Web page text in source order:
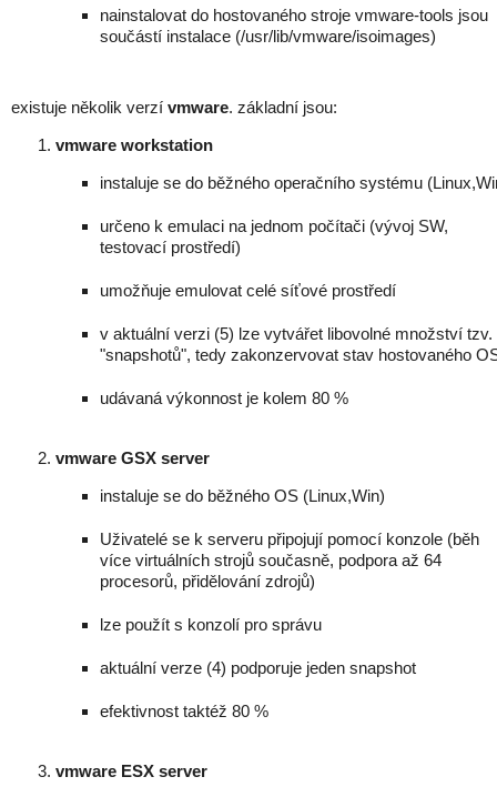
nainstalovat do hostovaného stroje vmware-tools jsou
součástí instalace (/usr/lib/vmware/isoimages)
existuje několik verzí vmware. základní jsou:
vmware workstation
instaluje se do běžného operačního systému
určeno k emulaci na jednom počítači (vývoj SW,
testovací prostředí)
umožňuje emulovat celé síťové prostředí
v aktuální verzi (5) lze vytvářet libovolné množství tzv.
"snapshotů", tedy zakonzervovat stav hostovaného
udávaná výkonnost je kolem 80 %
vmware GSX server
instaluje se do běžného OS (Linux,Win)
Uživatelé se k serveru připojují pomocí konzole (běh
více virtuálních strojů současně, podpora až 64
procesorů, přidělování zdrojů)
lze použít s konzolí pro správu
aktuální verze (4) podporuje jeden snapshot
efektivnost taktéž 80 %
vmware ESX server